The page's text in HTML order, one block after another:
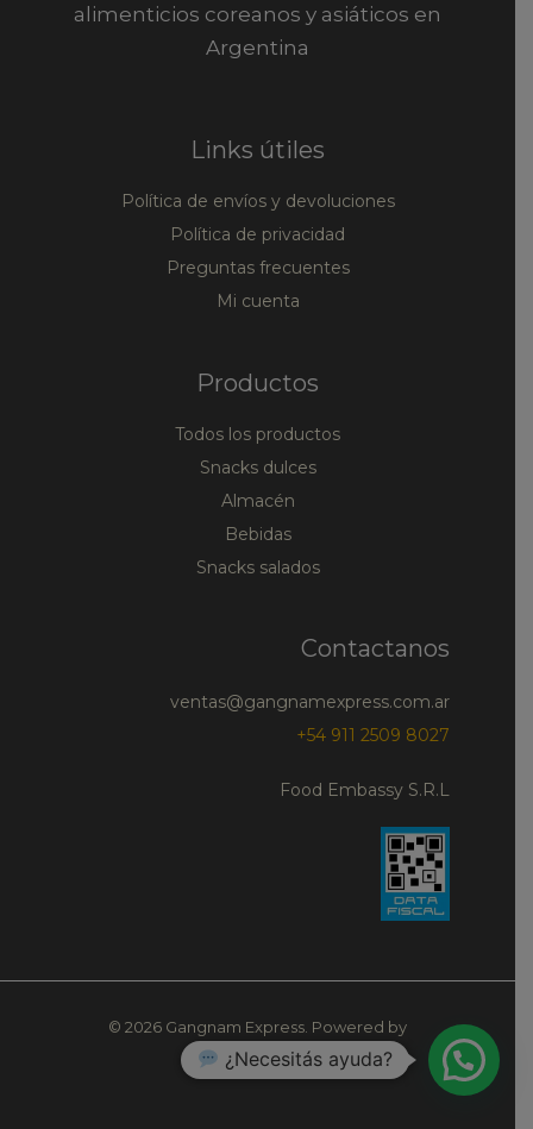
alimenticios coreanos y asiáticos en
Argentina
Links útiles
Política de envíos y devoluciones
Política de privacidad
Preguntas frecuentes
Mi cuenta
Productos
Todos los productos
Snacks dulces
Almacén
Bebidas
Snacks salados
Contactanos
ventas@gangnamexpress.com.ar
+54 911 2509 8027
Food Embassy S.R.L
© 2026 Gangnam Express. Powered by
Gangnam Express
¿Necesitás ayuda?